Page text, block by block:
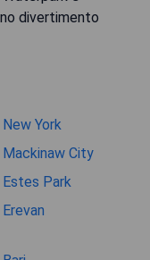
divertimento
New York
Mackinaw City
Estes Park
Erevan